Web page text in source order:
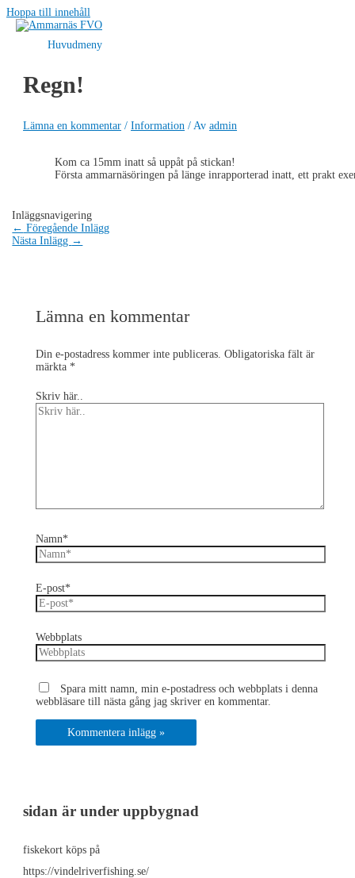
Hoppa till innehåll
Huvudmeny
Regn!
Lämna en kommentar /Information / Av admin
Kom ca 15mm inatt så uppåt på stickan!
Första ammarnäsöringen på länge inrapporterad inatt, ett prakt
Inläggsnavigering
← Föregående Inlägg
Nästa Inlägg →
Lämna en kommentar
Din e-postadress kommer inte publiceras. Obligatoriska fält är
märkta *
Skriv här..
Namn*
E-post*
Webbplats
Spara mitt namn, min e-postadress och webbplats i denna
webbläsare till nästa gång jag skriver en kommentar.
sidan är under uppbygnad
fiskekort köps på
https://vindelriverfishing.se/